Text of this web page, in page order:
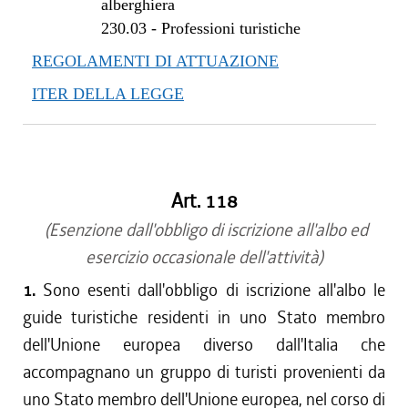
dal 11/04/2013 al 23/10/2013
dal 01/01/2013 al 10/04/2013
dal 29/12/2012 al 31/12/2012
dal 17/08/2012 al 14/11/2012
dal 28/07/2012 al 16/08/2012
dal 25/08/2011 al 31/12/2011
dal 01/01/2011 al 24/08/2011
dal 28/10/2010 al 31/12/2010
dal 13/08/2010 al 27/08/2010
dal 22/07/2010 al 12/08/2010
dal 13/05/2010 al 21/07/2010
dal 04/03/2010 al 12/05/2010
dal 01/01/2010 al 03/03/2010
alberghiera
230.03- Professioni turistiche
REGOLAMENTI DI ATTUAZIONE
ITER DELLA LEGGE
Art. 118
(Esenzione dall'obbligo di iscrizione all'albo ed
esercizio occasionale dell'attività)
1. Sono esenti dall'obbligo di iscrizione all'albo le
guide turistiche residenti in uno Stato membro
dell'Unione europea diverso dall'Italia che
accompagnano un gruppo di turisti provenienti da
uno Stato membro dell'Unione europea, nel corso di